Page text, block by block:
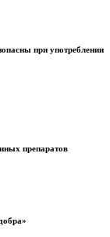
при употреблении
препаратов